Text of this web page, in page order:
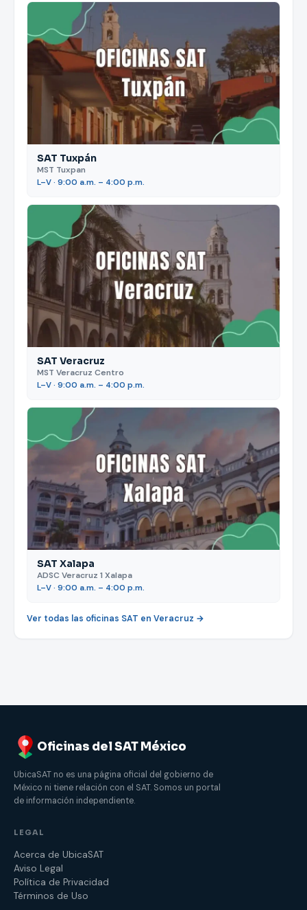
SAT Tuxpán
MST Tuxpan
L–V · 9:00 a.m. – 4:00 p.m.
SAT Veracruz
MST Veracruz Centro
L–V · 9:00 a.m. – 4:00 p.m.
SAT Xalapa
ADSC Veracruz 1 Xalapa
L–V · 9:00 a.m. – 4:00 p.m.
Ver todas las oficinas SAT en Veracruz →
Oficinas del SAT México
UbicaSAT no es una página oficial del gobierno de
México ni tiene relación con el SAT. Somos un portal
de información independiente.
LEGAL
Acerca de UbicaSAT
Aviso Legal
Política de Privacidad
Términos de Uso